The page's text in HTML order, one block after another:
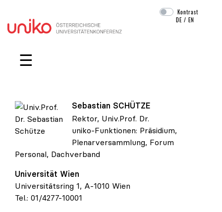
Navigation überspringen
Kontrast
DE /EN
☰
Univ.Prof. Dr. Sebastian Schütze
Sebastian SCHÜTZE
Rektor, Univ.Prof. Dr.
uniko-Funktionen: Präsidium,
Plenarversammlung, Forum
Personal, Dachverband
Universität Wien
Universitätsring 1, A-1010 Wien
Tel.: 01/4277-10001